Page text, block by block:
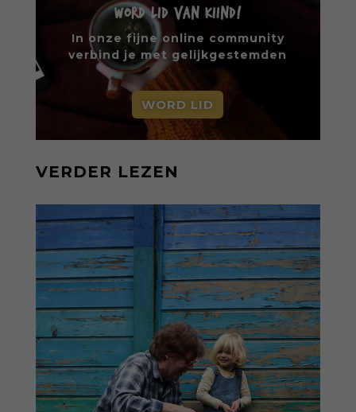
WORD LID VAN KIIND!
In onze fijne online community
verbind je met gelijkgestemden
WORD LID
VERDER LEZEN